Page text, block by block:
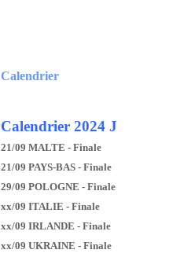
Calendrier
Calendrier 2024 J
21/09 MALTE - Finale
21/09 PAYS-BAS - Finale
29/09 POLOGNE - Finale
xx/09 ITALIE - Finale
xx/09 IRLANDE - Finale
xx/09 UKRAINE - Finale